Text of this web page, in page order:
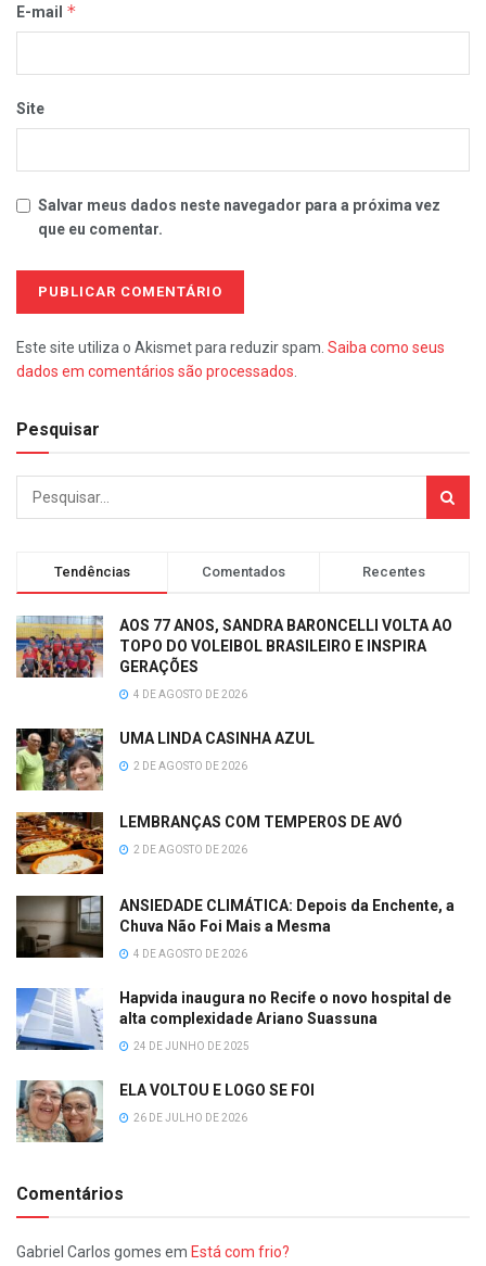
E-mail *
Site
Salvar meus dados neste navegador para a próxima vez
que eu comentar.
Este site utiliza o Akismet para reduzir spam. Saiba como seus
dados em comentários são processados
Pesquisar
Tendências Comentados Recentes
AOS 77 ANOS, SANDRA BARONCELLI VOLTA AO
TOPO DO VOLEIBOL BRASILEIRO E INSPIRA
GERAÇÕES
4 DE AGOSTO DE 2026
UMA LINDA CASINHA AZUL
2 DE AGOSTO DE 2026
LEMBRANÇAS COM TEMPEROS DE AVÓ
2 DE AGOSTO DE 2026
ANSIEDADE CLIMÁTICA: Depois da Enchente, a
Chuva Não Foi Mais a Mesma
4 DE AGOSTO DE 2026
Hapvida inaugura no Recife o novo hospital de
alta complexidade Ariano Suassuna
24 DE JUNHO DE 2025
ELA VOLTOU E LOGO SE FOI
26 DE JULHO DE 2026
Comentários
Gabriel Carlos gomes em Está com frio?